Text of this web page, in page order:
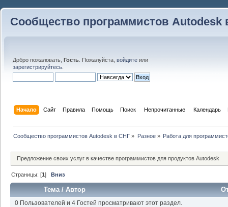
Сообщество программистов Autodesk
Добро пожаловать, Гость . Пожалуйста, войдите или
зарегистрируйтесь
Начало Сайт Правила Помощь Поиск Непрочитанные Календарь
Сообщество программистов Autodesk в СНГ » Разное» Работа для
Предложение своих услуг в качестве программистов для продуктов Autodesk
Страницы: [1]Вниз
Тема /Автор
0 Пользователей и 4 Гостей просматривают этот раздел.